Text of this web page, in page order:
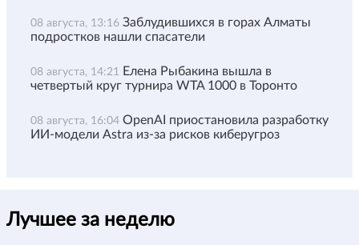
08 августа, 13:16 Заблудившихся в горах Алматы
подростков нашли спасатели
08 августа, 14:21 Елена Рыбакина вышла в
четвертый круг турнира WTA 1000 в Торонто
08 августа, 16:04 OpenAI приостановила разработку
ИИ-модели Astra из-за рисков киберугроз
Лучшее за неделю